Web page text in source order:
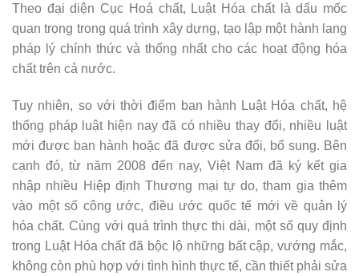
Theo đại diện Cục Hoá chất, Luật Hóa chất là dấu mốc
quan trọng trong quá trình xây dựng, tạo lập một hành lang
pháp lý chính thức và thống nhất cho các hoạt động hóa
chất trên cả nước.
Tuy nhiên, so với thời điểm ban hành Luật Hóa chất, hệ
thống pháp luật hiện nay đã có nhiều thay đổi, nhiều luật
mới được ban hành hoặc đã được sửa đổi, bổ sung. Bên
cạnh đó, từ năm 2008 đến nay, Việt Nam đã ký kết gia
nhập nhiều Hiệp định Thương mại tự do, tham gia thêm
vào một số công ước, điều ước quốc tế mới về quản lý
hóa chất. Cùng với quá trình thực thi dài, một số quy định
trong Luật Hóa chất đã bộc lộ những bất cập, vướng mắc,
không còn phù hợp với tình hình thực tế, cần thiết phải sửa